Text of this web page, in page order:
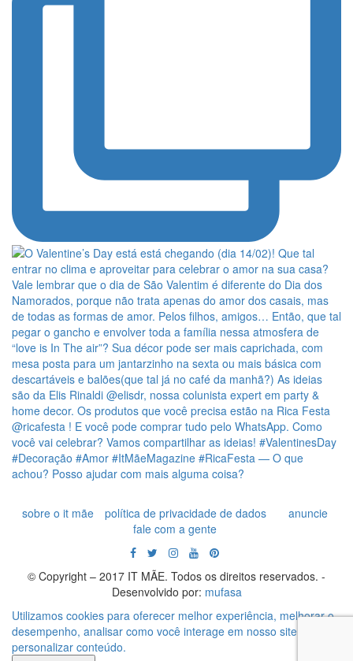
sobre o it mãe política de privacidade de dados
anuncie
fale com a gente
© Copyright – 2017 IT MÃE. Todos os direitos reservados. -
Desenvolvido por: mufasa
Utilizamos cookies para oferecer melhor experiência, melhorar o
desempenho, analisar como você interage em nosso site e
personalizar conteúdo.